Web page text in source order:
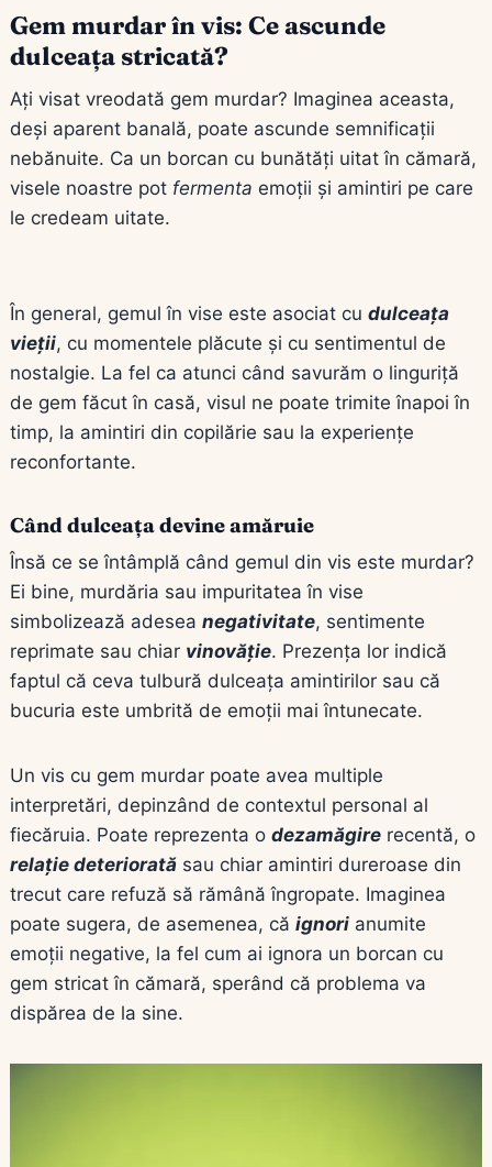
Gem murdar în vis: Ce ascunde
dulceața stricată?
Ați visat vreodată gem murdar? Imaginea aceasta,
deși aparent banală, poate ascunde semnificații
nebănuite. Ca un borcan cu bunătăți uitat în cămară,
visele noastre pot fermenta emoții și amintiri pe care
le credeam uitate.
În general, gemul în vise este asociat cu dulceața
vieții, cu momentele plăcute și cu sentimentul de
nostalgie. La fel ca atunci când savurăm o linguriță
de gem făcut în casă, visul ne poate trimite înapoi în
timp, la amintiri din copilărie sau la experiențe
reconfortante.
Când dulceața devine amăruie
Însă ce se întâmplă când gemul din vis este murdar?
Ei bine, murdăria sau impuritatea în vise
simbolizează adesea negativitate, sentimente
reprimate sau chiar vinovăție. Prezența lor indică
faptul că ceva tulbură dulceața amintirilor sau că
bucuria este umbrită de emoții mai întunecate.
Un vis cu gem murdar poate avea multiple
interpretări, depinzând de contextul personal al
fiecăruia. Poate reprezenta o dezamăgire recentă, o
relație deteriorată sau chiar amintiri dureroase din
trecut care refuză să rămână îngropate. Imaginea
poate sugera, de asemenea, că ignori anumite
emoții negative, la fel cum ai ignora un borcan cu
gem stricat în cămară, sperând că problema va
dispărea de la sine.